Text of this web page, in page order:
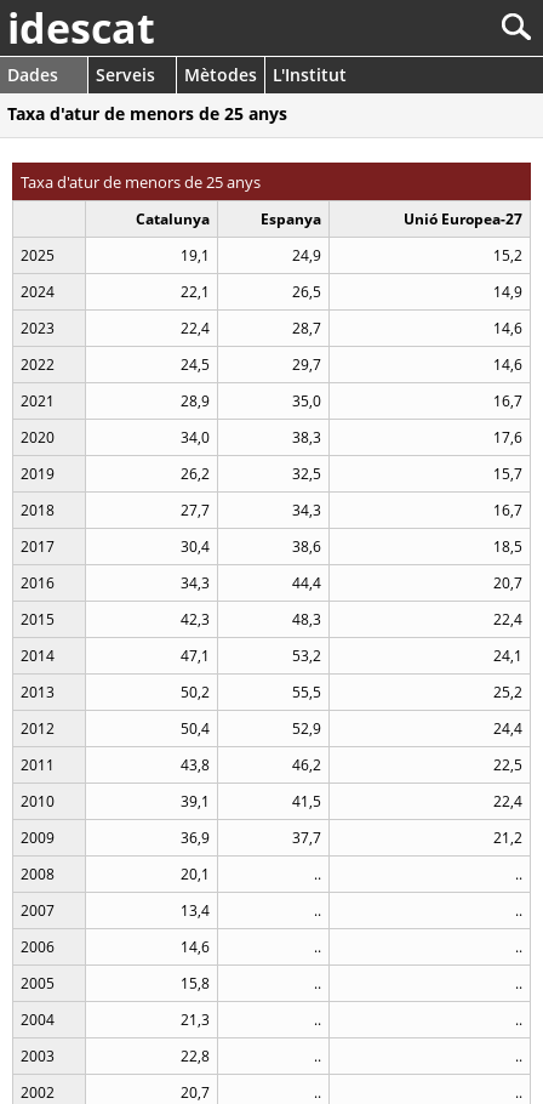
idescat
Dades Serveis Mètodes
L'Institut
Taxa d'atur de menors de 25 anys
Taxa d'atur de menors de 25 anys
Catalunya Espanya
Unió Europea-27
2025
19,1 24,9
15,2
2024
22,1 26,5
14,9
2023
22,4 28,7
14,6
2022
24,5 29,7
14,6
2021
28,9 35,0
16,7
2020
34,0 38,3
17,6
2019
26,2 32,5
15,7
2018
27,7 34,3
16,7
2017
30,4 38,6
18,5
2016
34,3 44,4
20,7
2015
42,3 48,3
22,4
2014
47,1 53,2
24,1
2013
50,2 55,5
25,2
2012
50,4 52,9
24,4
2011
43,8 46,2
22,5
2010
39,1 41,5
22,4
2009
36,9 37,7
21,2
2008
20,1 ..
..
2007
13,4 ..
..
2006
14,6 ..
..
2005
15,8 ..
..
2004
21,3 ..
..
2003
22,8 ..
..
2002
20,7 ..
..